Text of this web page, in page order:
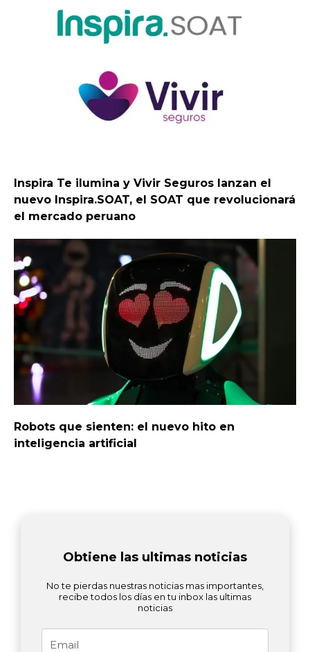
Inspira Te ilumina y Vivir Seguros lanzan el
nuevo Inspira.SOAT, el SOAT que revolucionará
el mercado peruano
Robots que sienten: el nuevo hito en
inteligencia artificial
Obtiene las ultimas noticias
No te pierdas nuestras noticias mas importantes,
recibe todos los días en tu inbox las ultimas
noticias